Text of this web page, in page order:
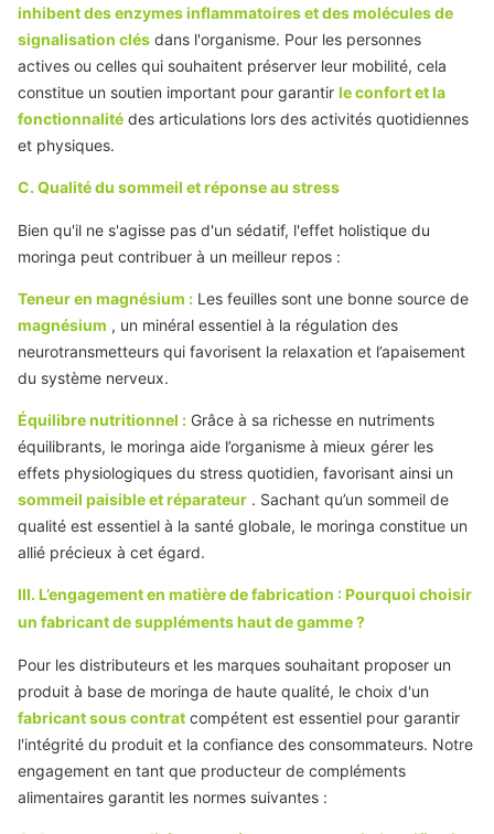
inhibent des enzymes inflammatoires et des molécules de
signalisation clés dans l'organisme. Pour les personnes
actives ou celles qui souhaitent préserver leur mobilité, cela
constitue un soutien important pour garantir le confort et la
fonctionnalité des articulations lors des activités quotidiennes
et physiques.
C. Qualité du sommeil et réponse au stress
Bien qu'il ne s'agisse pas d'un sédatif, l'effet holistique du
moringa peut contribuer à un meilleur repos :
Teneur en magnésium : Les feuilles sont une bonne source de
magnésium , un minéral essentiel à la régulation des
neurotransmetteurs qui favorisent la relaxation et l’apaisement
du système nerveux.
Équilibre nutritionnel : Grâce à sa richesse en nutriments
équilibrants, le moringa aide l’organisme à mieux gérer les
effets physiologiques du stress quotidien, favorisant ainsi un
sommeil paisible et réparateur . Sachant qu’un sommeil de
qualité est essentiel à la santé globale, le moringa constitue un
allié précieux à cet égard.
III. L’engagement en matière de fabrication : Pourquoi choisir
un fabricant de suppléments haut de gamme ?
Pour les distributeurs et les marques souhaitant proposer un
produit à base de moringa de haute qualité, le choix d'un
fabricant sous contrat compétent est essentiel pour garantir
l'intégrité du produit et la confiance des consommateurs. Notre
engagement en tant que producteur de compléments
alimentaires garantit les normes suivantes :